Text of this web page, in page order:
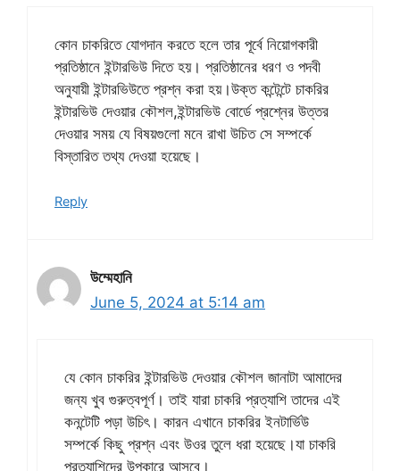
কোন চাকরিতে যোগদান করতে হলে তার পূর্বে নিয়োগকারী
প্রতিষ্ঠানে ইন্টারভিউ দিতে হয়। প্রতিষ্ঠানের ধরণ ও পদবী
অনুযায়ী ইন্টারভিউতে প্রশ্ন করা হয়।উক্ত কন্টেন্টে চাকরির
ইন্টারভিউ দেওয়ার কৌশল,ইন্টারভিউ বোর্ডে প্রশ্নের উত্তর
দেওয়ার সময় যে বিষয়গুলো মনে রাখা উচিত সে সম্পর্কে
বিস্তারিত তথ্য দেওয়া হয়েছে।
Reply
উম্মেহানি
June 5, 2024 at 5:14 am
যে কোন চাকরির ইন্টারভিউ দেওয়ার কৌশল জানাটা আমাদের
জন্য খুব গুরুত্বপূর্ণ। তাই যারা চাকরি প্রত্যাশি তাদের এই
কনন্টেটি পড়া উচিৎ। কারন এখানে চাকরির ইনটার্ভিউ
সম্পর্কে কিছু প্রশ্ন এবং উওর তুলে ধরা হয়েছে।যা চাকরি
প্রত্যাশিদের উপকারে আসবে।